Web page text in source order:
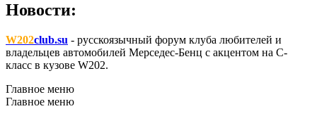
Новости:
W202club.su - русскоязычный форум клуба любителей и
владельцев автомобилей Мерседес-Бенц с акцентом на C-
класс в кузове W202.
Главное меню
Главное меню